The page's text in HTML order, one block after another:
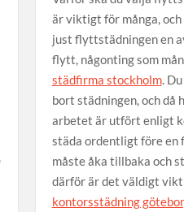
är viktigt för många,
just flyttstädningen en
flytt, någonting som
städfirma stockholm.
bort städningen, och då
arbetet är utfört enligt
städa ordentligt före
måste åka tillbaka och
därför är det väldigt
kontorsstädning